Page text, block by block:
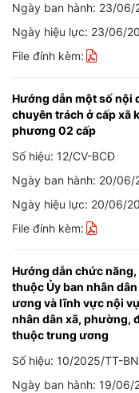
Ngày ban hành: 23/06/
Ngày hiệu lực: 23/06/
File đính kèm:
Hướng dẫn một số nội
chuyên trách ở cấp xã
phương 02 cấp
Số hiệu: 12/CV-BCĐ
Ngày ban hành: 20/06/
Ngày hiệu lực: 20/06/
File đính kèm:
Hướng dẫn chức năng,
thuộc Ủy ban nhân
ương và lĩnh vực nội
nhân dân xã, phường,
thuộc trung ương
Số hiệu: 10/2025/TT-
Ngày ban hành: 19/06/